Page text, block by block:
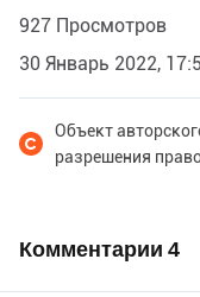
927 Просмотров
30 Январь 2022,
Объект
разрешения
Комментарии 4